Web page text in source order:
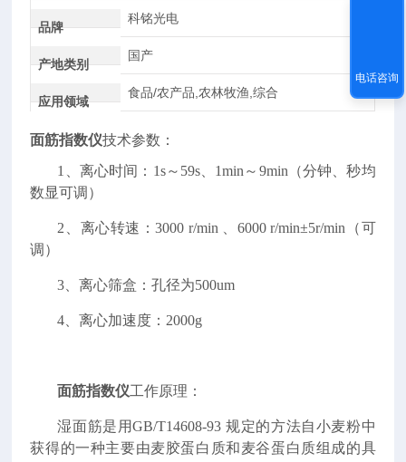
品牌
科铭光电
产地类别
国产
应用领域
食品/农产品,农林牧渔,综合
面筋指数仪技术参数：
1、离心时间：1s～59s、1min～9min（分钟、秒均
数显可调）
2、离心转速：3000 r/min 、6000 r/min±5r/min（可
调）
3、离心筛盒：孔径为500um
4、离心加速度 ：2000g
面筋指数仪工作原理：
湿面筋是用GB/T14608-93 规定的方法自小麦粉中
获得的一种主要由麦胶蛋白质和麦谷蛋白 质组成的具
电话咨询